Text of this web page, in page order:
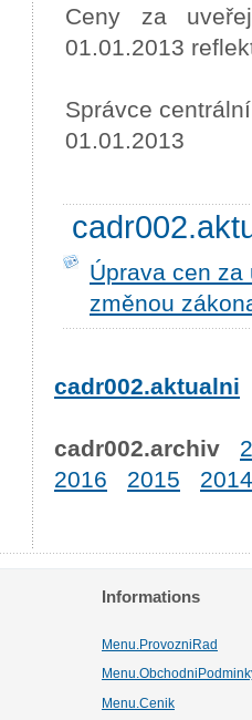
Ceny za
01.01.2013
Správce
01.01.2013
Úprava cen
změnou
cadr002.aktualni
cadr002.archiv
2016
2015 2014
Informations
Menu.ProvozniRad
Menu.Cenik